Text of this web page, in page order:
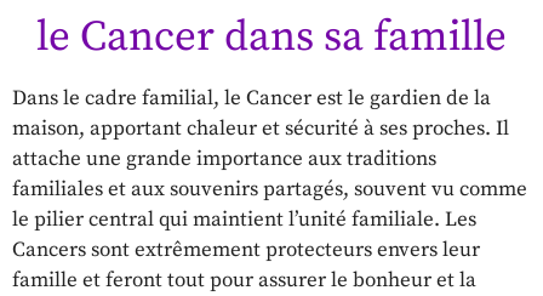
le Cancer dans sa famille
Dans le cadre familial, le Cancer est le gardien de la
maison, apportant chaleur et sécurité à ses proches. Il
attache une grande importance aux traditions
familiales et aux souvenirs partagés, souvent vu comme
le pilier central qui maintient l’unité familiale. Les
Cancers sont extrêmement protecteurs envers leur
famille et feront tout pour assurer le bonheur et la